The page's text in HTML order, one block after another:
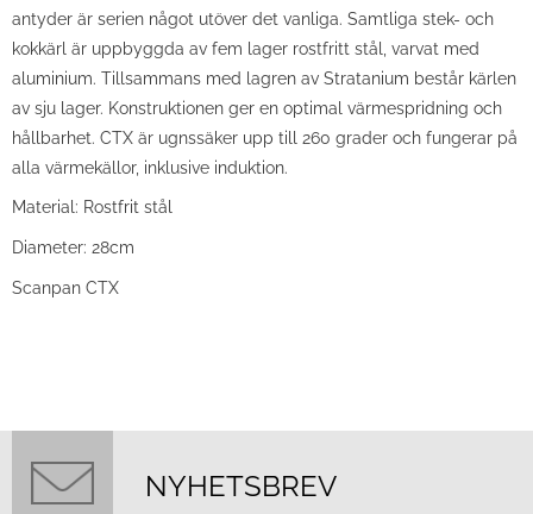
antyder är serien något utöver det vanliga. Samtliga stek- och
kokkärl är uppbyggda av fem lager rostfritt stål, varvat med
aluminium. Tillsammans med lagren av Stratanium består kärlen
av sju lager. Konstruktionen ger en optimal värmespridning och
hållbarhet. CTX är ugnssäker upp till 260 grader och fungerar på
alla värmekällor, inklusive induktion.
Material: Rostfrit stål
Diameter: 28cm
Scanpan CTX
NYHETSBREV